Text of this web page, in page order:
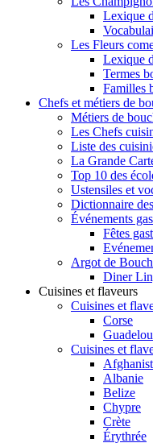
Lexique
Les Fleurs
Lexique
Termes
Familles
Chefs et métiers de
Métiers de
Les Chefs
Liste des
La Grande
Top 10 des
Ustensiles et
Dictionnaire
Événements
Fêtes
Argot de
Diner
Cuisines et flaveurs
Cuisines et
Corse
Cuisines et
Albanie
Belize
Chypre
Crète
Érythrée